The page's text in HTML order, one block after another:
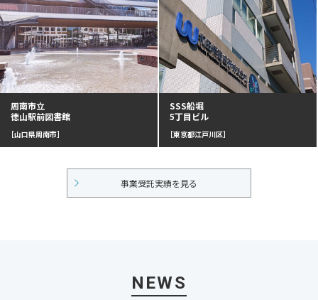
周南市立
徳山駅前図書館
［山口県周南市］
SSS船堀
5丁目ビル
［東京都江戸川区］
事業受託実績を見る
NEWS